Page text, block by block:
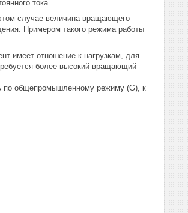
тока.
случае величина вращающего
Примером такого режима работы
имеет отношение к нагрузкам, для
более высокий вращающий
по общепромышленному режиму (G), к